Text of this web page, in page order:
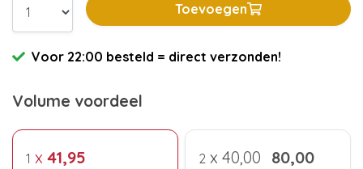
Toevoegen
Voor 22:00 besteld = direct verzonden!
Volume voordeel
1 x 41,95 2 x 40,00 80,00